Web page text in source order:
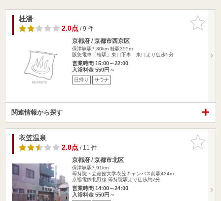
お気に入
りに追加
桂湯
2.0点/ 9 件
京都府 / 京都市西京区
保津峡駅7.80km 桂駅355m
阪急電車「桂駅」東口下車 東口より徒歩5分
営業時間 15:00～22:00
入浴料金 550円～
日帰り サウナ
関連情報から探す
お気に入
りに追加
衣笠温泉
2.8点/ 11 件
京都府 / 京都市北区
保津峡駅7.91km
等持院・立命館大学衣笠キャンパス前駅424m
京福電鉄北野線 等持院駅より徒歩約7分
営業時間 14:00～24:00
入浴料金 550円～